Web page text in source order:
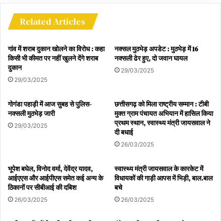
भारत की पैनी नजर
संवेदनशील बना दिया है। फिलहाल इस मामले पर भारत सरकार की ओर से कोई
आधिकारिक बयान जारी नहीं किया गया है, लेकिन विशेषज्ञ मानते हैं कि PoK के
भीतर से उठ रही यह आवाज पाकिस्तान के लिए एक बड़ी चुनौती बन चुकी है।
Related Articles
गांव में शराब दुकान खोलने का विरोध : कहा
किसी भी कीमत पर नहीं खुलने देंगे शराब
दुकान
29/03/2025
नक्सल मुठभेड़ अपडेट : मुठभेड़ में 16
नक्सली ढेर हुए, दो जवान घायल
29/03/2025
गोगंडा पहाड़ी में आज सुबह से पुलिस-
नक्सली मुठभेड़ जारी
29/03/2025
छत्तीसगढ़ को मिला राष्ट्रीय सम्मान : टीबी
मुक्त ग्राम पंचायत अभियान में हासिल किया
प्रथम स्थान, स्वास्थ्य मंत्री जायसवाल ने
दी बधाई
26/03/2025
भूपेश बघेल, विनोद वर्मा, देवेंद्र यादव,
आईएएस और आईपीएस समेत कई अन्य के
ठिकानों पर सीबीआई की दबिश
26/03/2025
स्वास्थ्य मंत्री जायसवाल के कारकेट में
विधायकों की गाड़ी आपस में भिड़ी, बाल.बाल
बचे
26/03/2025